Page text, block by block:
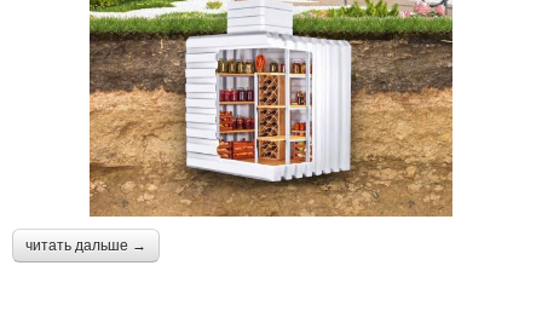
читать дальше →